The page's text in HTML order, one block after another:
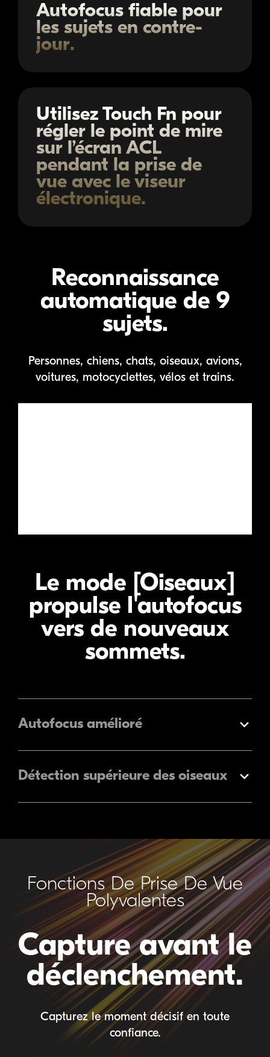
Autofocus fiable pour
les sujets en contre-
jour.
Utilisez Touch Fn pour
régler le point de mire
sur l’écran ACL
pendant la prise de
vue avec le viseur
électronique.
Reconnaissance
automatique de 9
sujets.
Personnes, chiens, chats, oiseaux, avions,
voitures, motocyclettes, vélos et trains.
Le mode [Oiseaux]
propulse l'autofocus
vers de nouveaux
sommets.
Élargir
Autofocus amélioré
Élargir
Détection supérieure des oiseaux
Fonctions De Prise De Vue
Polyvalentes
Capture avant le
déclenchement.
Capturez le moment décisif en toute
confiance.